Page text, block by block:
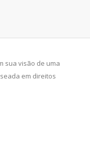
sua visão de uma
em direitos